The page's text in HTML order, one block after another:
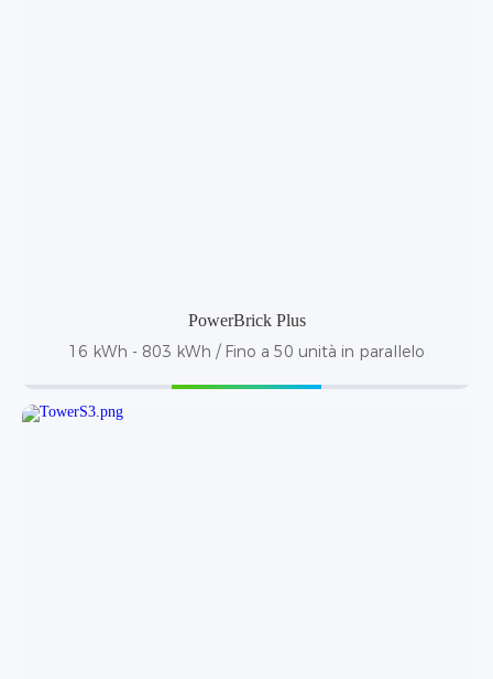
PowerBrick Plus
16 kWh - 803 kWh / Fino a 50 unità in parallelo